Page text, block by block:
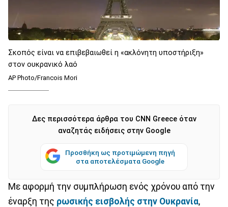
Σκοπός είναι να επιβεβαιωθεί η «ακλόνητη υποστήριξη»
στον ουκρανικό λαό
AP Photo/Francois Mori
Δες περισσότερα άρθρα του CNN Greece όταν
αναζητάς ειδήσεις στην Google
Προσθήκη ως προτιμώμενη πηγή
στα αποτελέσματα Google
Με αφορμή την συμπλήρωση ενός χρόνου από την
έναρξη της ρωσικής εισβολής στην Ουκρανία,